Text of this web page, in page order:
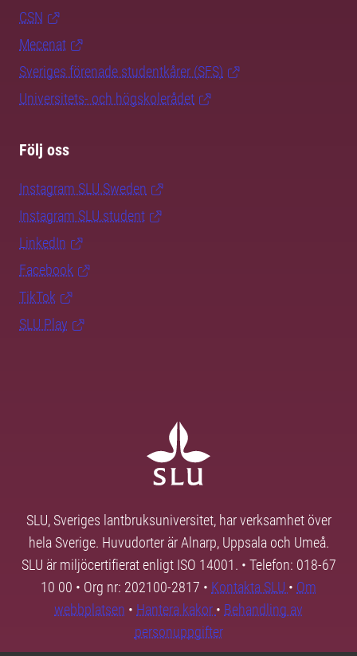
CSN
Mecenat
Sveriges förenade studentkårer (SFS)
Universitets- och högskolerådet
Följ oss
Instagram SLU.Sweden
Instagram SLU.student
LinkedIn
Facebook
TikTok
SLU Play
SLU, Sveriges lantbruksuniversitet, har verksamhet över
hela Sverige. Huvudorter är Alnarp, Uppsala och Umeå.
SLU är miljöcertifierat enligt ISO 14001. • Telefon: 018-67
10 00 • Org nr: 202100-2817 • Kontakta SLU • Om
webbplatsen • Hantera kakor • Behandling av
personuppgifter